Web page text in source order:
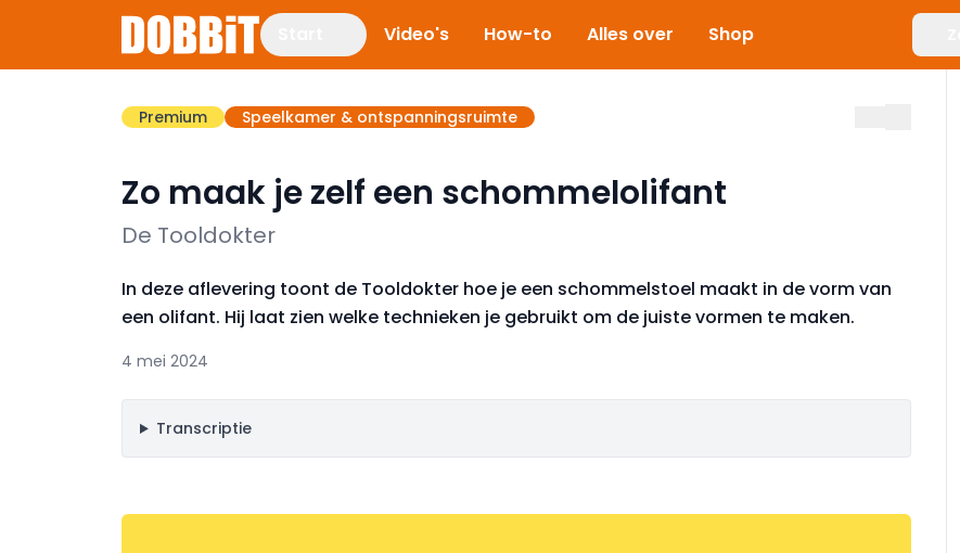
Video's How-to Alles over Shop
Premium Speelkamer & ontspanningsruimte
Zo maak je zelf een schommelolifant
De Tooldokter
In deze aflevering toont de Tooldokter hoe je een schommelstoel maakt in de vorm van
een olifant. Hij laat zien welke technieken je gebruikt om de juiste vormen te maken.
4 mei 2024
Transcriptie